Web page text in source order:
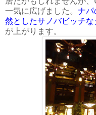
一気に広げました。 ナパ
然としたサノバビッチな
が上がります。